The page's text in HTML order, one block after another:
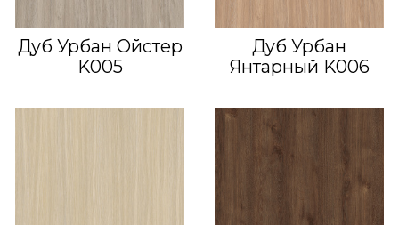
Дуб Урбан Ойстер
K005
Дуб Урбан
Янтарный K006